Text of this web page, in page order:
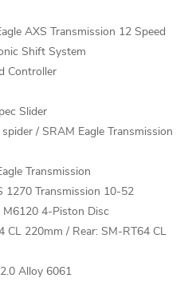
AXS Transmission 12 Speed
Shift System
Controller
Slider
/ SRAM Eagle Transmission
Transmission
1270 Transmission 10-52
M6120 4-Piston Disc
CL 220mm / Rear: SM-RT64 CL
Alloy 6061